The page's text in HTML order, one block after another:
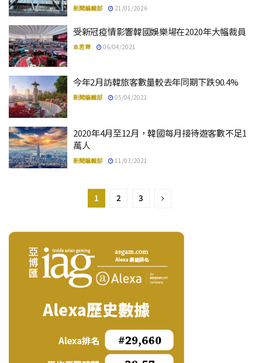
新聞編輯部 21/01/2026
受新冠疫情影響韓國娛樂場在2020年大幅裁員
本思齊 06/04/2021
今年2月訪韓旅客數量較去年同期下跌90.4%
新聞編輯部 05/04/2021
2020年4月至12月，韓國每月接待遊客數不足1
萬人
新聞編輯部 11/03/2021
1 2 3